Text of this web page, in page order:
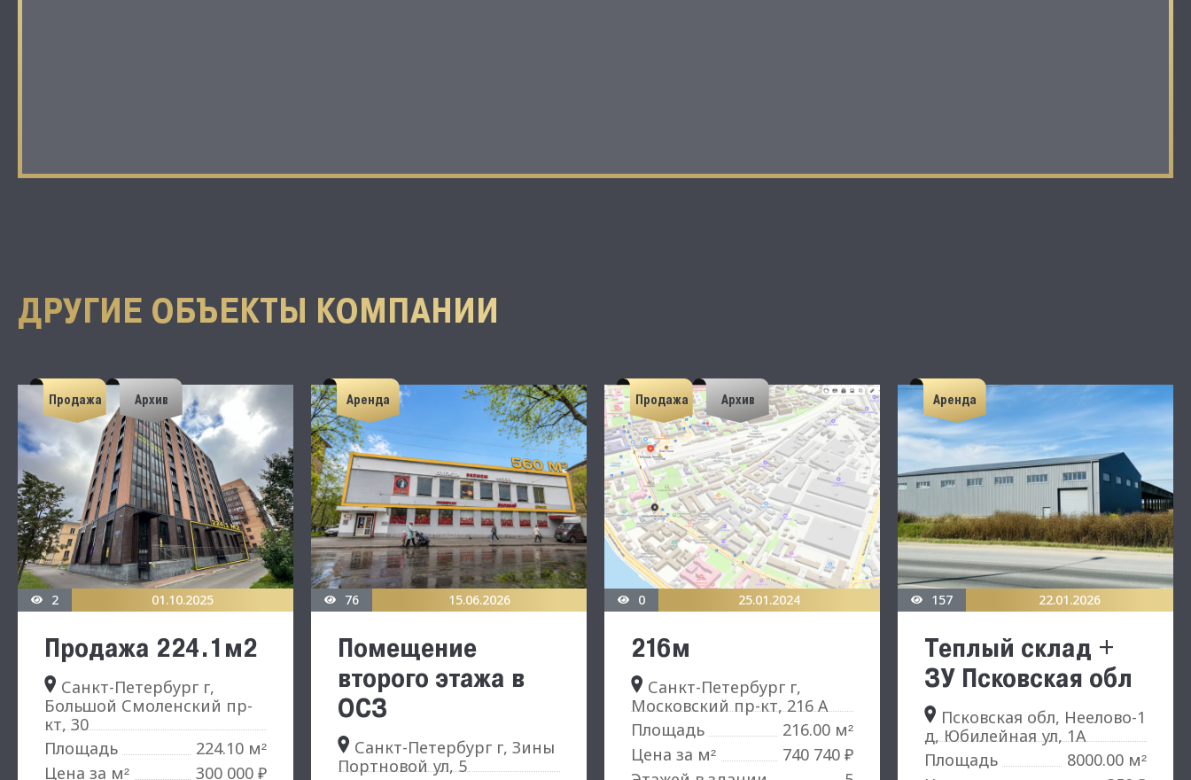
ДРУГИЕ ОБЪЕКТЫ КОМПАНИИ
Продажа Архив
2 01.10.2025
Продажа 224.1м2
Санкт-Петербург г,
Большой Смоленский пр-
кт, 30
Площадь
224.10 м²
Цена за м² 300 000 ₽
Аренда
76 15.06.2026
Помещение
второго этажа в
ОСЗ
Санкт-Петербург г, Зины
Портновой ул, 5
Продажа Архив
0 25.01.2024
216м
Санкт-Петербург г,
Московский пр-кт, 216 А
Площадь
216.00 м²
Цена за м²
740 740 ₽
Аренда
157 22.01.2026
Теплый склад +
ЗУ Псковская обл
Псковская обл, Неелово-1
д, Юбилейная ул, 1А
Площадь
8000.00 м²